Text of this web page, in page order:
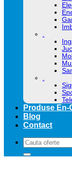
.
.
Produse En-
Blog
Contact
Caută
după: